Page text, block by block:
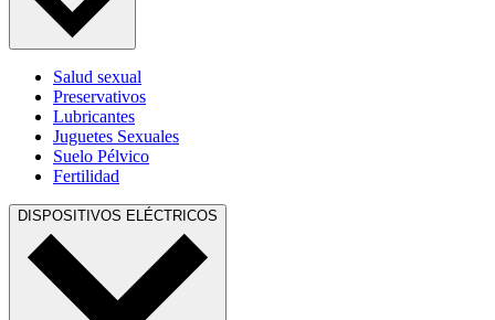
Salud sexual
Preservativos
Lubricantes
Juguetes Sexuales
Suelo Pélvico
Fertilidad
DISPOSITIVOS ELÉCTRICOS